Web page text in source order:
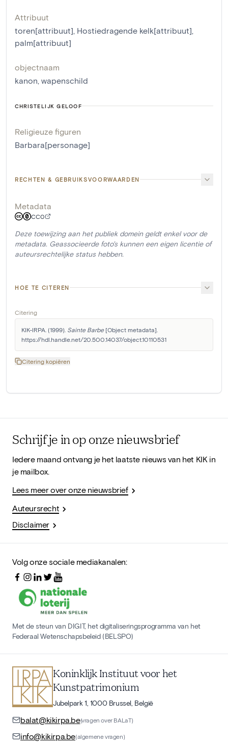
Attribuut
toren[attribuut], Hostiedragende kelk[attribuut],
palm[attribuut]
objectnaam
kanon, wapenschild
CHRISTELIJK GELOOF
Religieuze figuren
Barbara[personage]
RECHTEN & GEBRUIKSVOORWAARDEN
Metadata
CC0
Deze toewijzing aan het publiek domein geldt enkel voor de
metadata. Geassocieerde foto's kunnen een eigen licentie of
auteursrechtelijke status hebben.
HOE TE CITEREN
Citering
KIK-IRPA. (1999). Sainte Barbe [Object metadata].
https://hdl.handle.net/20.500.14037/object.10110531
Citering kopiëren
Schrijf je in op onze nieuwsbrief
Iedere maand ontvang je het laatste nieuws van het KIK in
je mailbox.
Lees meer over onze nieuwsbrief
Auteursrecht
Disclaimer
Volg onze sociale mediakanalen:
Met de steun van DIGIT, het digitaliseringsprogramma van het
Federaal Wetenschapsbeleid (BELSPO)
Koninklijk Instituut voor het
Kunstpatrimonium
Jubelpark 1, 1000 Brussel, België
balat@kikirpa.be(vragen over BALaT)
info@kikirpa.be(algemene vragen)